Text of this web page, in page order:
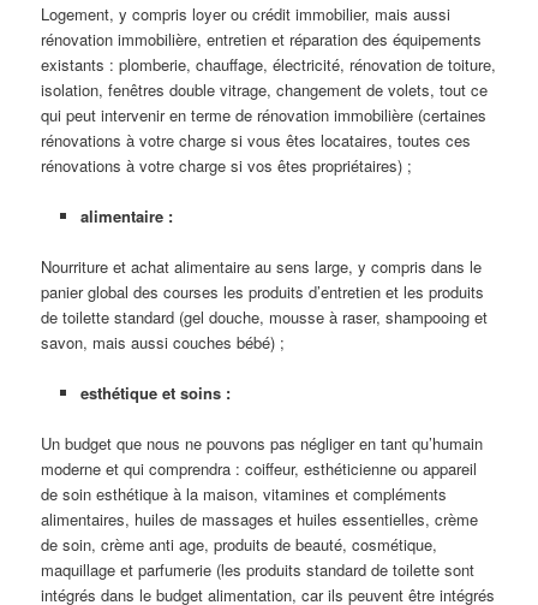
Logement, y compris loyer ou crédit immobilier, mais aussi
rénovation immobilière, entretien et réparation des équipements
existants : plomberie, chauffage, électricité, rénovation de toiture,
isolation, fenêtres double vitrage, changement de volets, tout ce
qui peut intervenir en terme de rénovation immobilière (certaines
rénovations à votre charge si vous êtes locataires, toutes ces
rénovations à votre charge si vos êtes propriétaires) ;
alimentaire :
Nourriture et achat alimentaire au sens large, y compris dans le
panier global des courses les produits d’entretien et les produits
de toilette standard (gel douche, mousse à raser, shampooing et
savon, mais aussi couches bébé) ;
esthétique et soins :
Un budget que nous ne pouvons pas négliger en tant qu’humain
moderne et qui comprendra : coiffeur, esthéticienne ou appareil
de soin esthétique à la maison, vitamines et compléments
alimentaires, huiles de massages et huiles essentielles, crème
de soin, crème anti age, produits de beauté, cosmétique,
maquillage et parfumerie (les produits standard de toilette sont
intégrés dans le budget alimentation, car ils peuvent être intégrés